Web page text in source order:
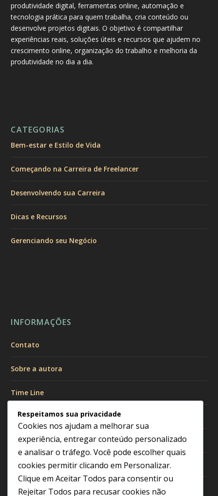
produtividade digital, ferramentas online, automação e
tecnologia prática para quem trabalha, cria conteúdo ou
desenvolve projetos digitais. O objetivo é compartilhar
experiências reais, soluções úteis e recursos que ajudem no
crescimento online, organização do trabalho e melhoria da
produtividade no dia a dia.
CATEGORIAS
Bem-estar e Estilo de Vida
Começando na Carreira de Freelancer
Desenvolvendo sua Carreira
Dicas e Recursos
Gerenciando seu Negócio
INFORMAÇÕES
Contato
Sobre a autora
Time Line
Políticas de Privacidade
Política de Cookies
Política Editorial
Termos de Uso
Respeitamos sua privacidade
Cookies nos ajudam a melhorar sua
experiência, entregar conteúdo personalizado
e analisar o tráfego. Você pode escolher quais
cookies permitir clicando em Personalizar.
Clique em Aceitar Todos para consentir ou
Rejeitar Todos para recusar cookies não